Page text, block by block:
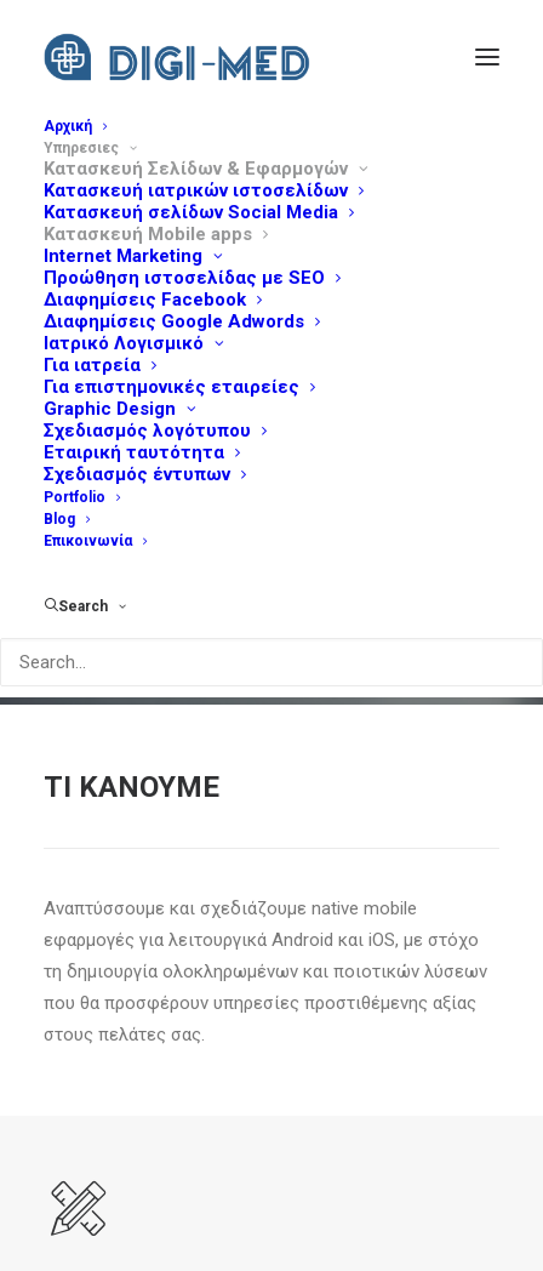
Αρχική
Υπηρεσιες
Κατασκευή Σελίδων & Εφαρμογών
Κατασκευή ιατρικών ιστοσελίδων
Κατασκευή σελίδων Social Media
Κατασκευή Mobile apps
Internet Marketing
Προώθηση ιστοσελίδας με SEO
Διαφημίσεις Facebook
Διαφημίσεις Google Adwords
Ιατρικό Λογισμικό
Για ιατρεία
Για επιστημονικές εταιρείες
Graphic Design
Σχεδιασμός λογότυπου
Εταιρική ταυτότητα
Σχεδιασμός έντυπων
Portfolio
Blog
Επικοινωνία
Search
ΚΑΤΑΣΚΕΥΉ MOBILE
APPS
Η κατασκευή μιας mobile εφαρμογής, σας
δίνει την δυνατότητα να ξεχωρίσετε και να
γίνετε πιο ανταγωνιστικοί, προσελκύοντας
ΤΙ ΚΆΝΟΥΜΕ
Αναπτύσσουμε και σχεδιάζουμε native mobile
εφαρμογές για λειτουργικά Android και iOS, με στόχο
τη δημιουργία ολοκληρωμένων και ποιοτικών λύσεων
που θα προσφέρουν υπηρεσίες προστιθέμενης αξίας
στους πελάτες σας.